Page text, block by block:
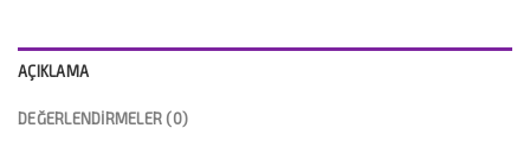
AÇIKLAMA
DEĞERLENDIRMELER (0)